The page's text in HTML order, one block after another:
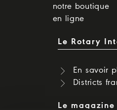
notre boutique
en ligne
Le Rotary
En savoir
Districts
Le magazine